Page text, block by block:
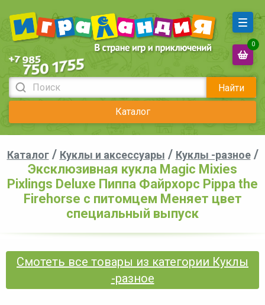
Найти
Каталог
0
Каталог/ Куклы и аксессуары / Куклы -разное/
Эксклюзивная кукла Magic Mixies
Pixlings Deluxe Пиппа Файрхорс Pippa the
Firehorse с питомцем Меняет цвет
специальный выпуск
Смотеть все товары из категории Куклы
-разное